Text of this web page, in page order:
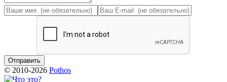
© 2010-2026 Pothos